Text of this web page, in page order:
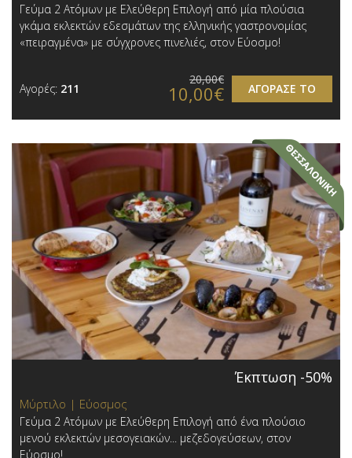
Γεύμα 2 Ατόμων με Ελεύθερη Επιλογή από μία πλούσια
γκάμα εκλεκτών εδεσμάτων της ελληνικής γαστρονομίας
«πειραγμένα» με σύγχρονες πινελιές, στον Εύοσμο!
Αγορές: 211 ΑΓΟΡΑΣΕ ΤΟ
20,00€
10,00€
Έκπτωση -50%
Μύρτιλο | Εύοσμος
Γεύμα 2 Ατόμων με Ελεύθερη Επιλογή από ένα πλούσιο
μενού εκλεκτών μεσογειακών... μεζεδογεύσεων, στον
Εύοσμο!